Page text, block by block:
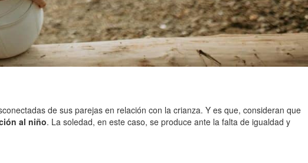
de sus parejas en relación con la crianza. Y es que, consideran que
al niño. La soledad, en este caso, se produce ante la falta de igualdad y